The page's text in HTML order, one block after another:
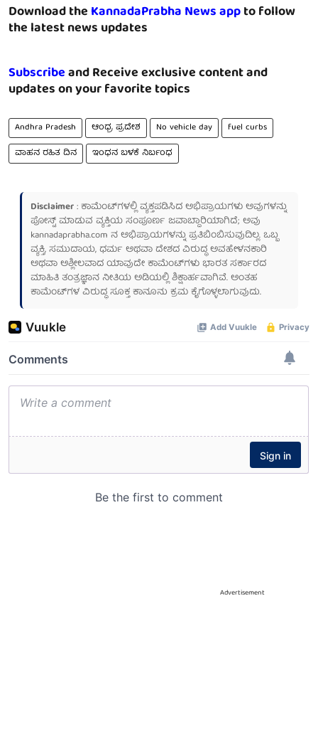
Download theKannadaPrabha News appto follow
the latest news updates
Subscribeand Receive exclusive content and
updates on your favorite topics
Andhra Pradesh ಆಂಧ್ರ ಪ್ರದೇಶ No vehicle day
fuel curbs
ವಾಹನ ರಹಿತ ದಿನ
ಇಂಧನ ಬಳಕೆ ನಿರ್ಬಂಧ
Disclaimer: ಕಾಮೆಂಟ್‌ಗಳಲ್ಲಿ ವ್ಯಕ್ತಪಡಿಸಿದ ಅಭಿಪ್ರಾಯಗಳು ಅವುಗಳನ್ನು
ಪೋಸ್ಟ್ ಮಾಡುವ ವ್ಯಕ್ತಿಯ ಸಂಪೂರ್ಣ ಜವಾಬ್ದಾರಿಯಾಗಿದೆ; ಅವು
kannadaprabha.com ನ ಅಭಿಪ್ರಾಯಗಳನ್ನು ಪ್ರತಿಬಿಂಬಿಸುವುದಿಲ್ಲ. ಒಬ್ಬ
ವ್ಯಕ್ತಿ, ಸಮುದಾಯ, ಧರ್ಮ ಅಥವಾ ದೇಶದ ವಿರುದ್ಧ ಅವಹೇಳನಕಾರಿ
ಅಥವಾ ಅಶ್ಲೀಲವಾದ ಯಾವುದೇ ಕಾಮೆಂಟ್‌ಗಳು ಭಾರತ ಸರ್ಕಾರದ
ಮಾಹಿತಿ ತಂತ್ರಜ್ಞಾನ ನೀತಿಯ ಅಡಿಯಲ್ಲಿ ಶಿಕ್ಷಾರ್ಹವಾಗಿವೆ. ಅಂತಹ
ಕಾಮೆಂಟ್‌ಗಳ ವಿರುದ್ಧ ಸೂಕ್ತ ಕಾನೂನು ಕ್ರಮ ಕೈಗೊಳ್ಳಲಾಗುವುದು.
Advertisement